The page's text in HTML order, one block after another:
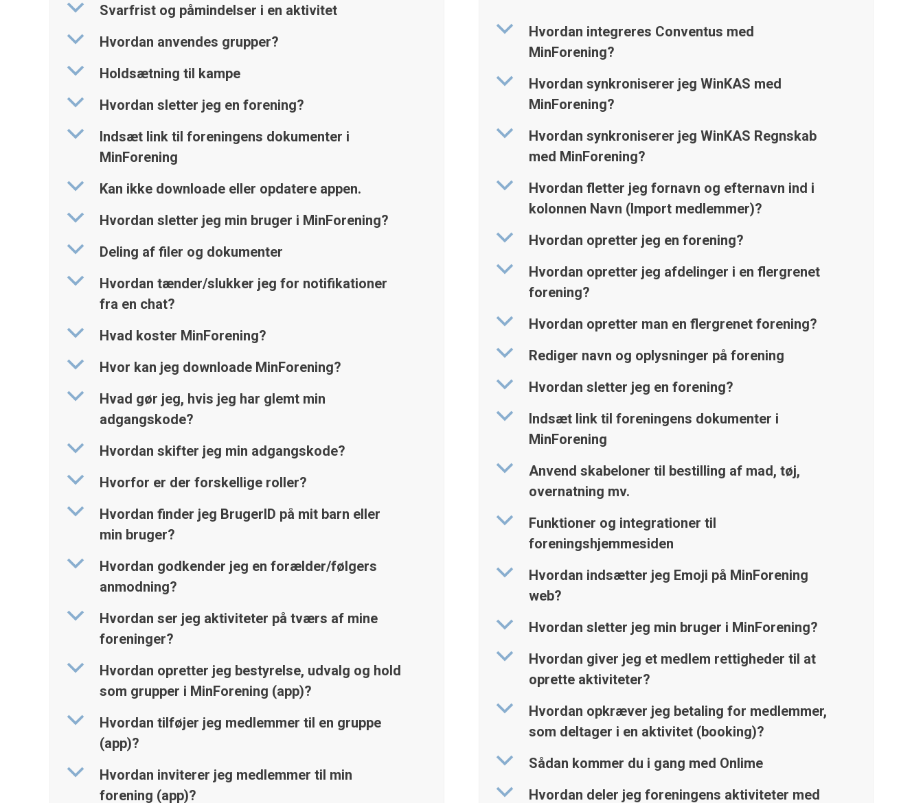
b Svarfrist og påmindelser i en aktivitet
b Hvordan anvendes grupper?
b Holdsætning til kampe
b Hvordan sletter jeg en forening?
b
Indsæt link til foreningens dokumenter i
MinForening
b Kan ikke downloade eller opdatere appen.
b Hvordan sletter jeg min bruger i MinForening?
b Deling af filer og dokumenter
b
Hvordan tænder/slukker jeg for notifikationer
fra en chat?
b Hvad koster MinForening?
b Hvor kan jeg downloade MinForening?
b
Hvad gør jeg, hvis jeg har glemt min
adgangskode?
b Hvordan skifter jeg min adgangskode?
b Hvorfor er der forskellige roller?
b
Hvordan finder jeg BrugerID på mit barn eller
min bruger?
b
Hvordan godkender jeg en forælder/følgers
anmodning?
b
Hvordan ser jeg aktiviteter på tværs af mine
foreninger?
b
Hvordan opretter jeg bestyrelse, udvalg og hold
som grupper i MinForening (app)?
b
Hvordan tilføjer jeg medlemmer til en gruppe
(app)?
b
Hvordan inviterer jeg medlemmer til min
forening (app)?
b
Hvordan integreres Conventus med
MinForening?
b
Hvordan synkroniserer jeg WinKAS med
MinForening?
b
Hvordan synkroniserer jeg WinKAS Regnskab
med MinForening?
b
Hvordan fletter jeg fornavn og efternavn ind i
kolonnen Navn (Import medlemmer)?
b Hvordan opretter jeg en forening?
b
Hvordan opretter jeg afdelinger i en flergrenet
forening?
b Hvordan opretter man en flergrenet forening?
b Rediger navn og oplysninger på forening
b Hvordan sletter jeg en forening?
b
Indsæt link til foreningens dokumenter i
MinForening
b
Anvend skabeloner til bestilling af mad, tøj,
overnatning mv.
b
Funktioner og integrationer til
foreningshjemmesiden
b
Hvordan indsætter jeg Emoji på MinForening
web?
b Hvordan sletter jeg min bruger i MinForening?
b
Hvordan giver jeg et medlem rettigheder til at
oprette aktiviteter?
b
Hvordan opkræver jeg betaling for medlemmer,
som deltager i en aktivitet (booking)?
b Sådan kommer du i gang med Onlime
b Hvordan deler jeg foreningens aktiviteter med